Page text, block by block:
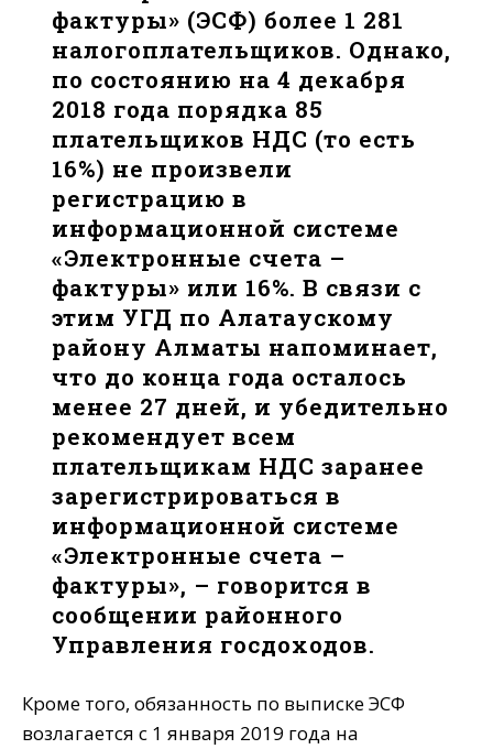
фактуры» (ЭСФ) более 1 281
налогоплательщиков. Однако,
по состоянию на 4 декабря
2018 года порядка 85
плательщиков НДС (то есть
16%) не произвели
регистрацию в
информационной системе
«Электронные счета –
фактуры» или 16%. В связи с
этим УГД по Алатаускому
району Алматы напоминает,
что до конца года осталось
менее 27 дней, и убедительно
рекомендует всем
плательщикам НДС заранее
зарегистрироваться в
информационной системе
«Электронные счета –
фактуры», – говорится в
сообщении районного
Управления госдоходов.
Кроме того, обязанность по выписке ЭСФ
возлагается с 1 января 2019 года на